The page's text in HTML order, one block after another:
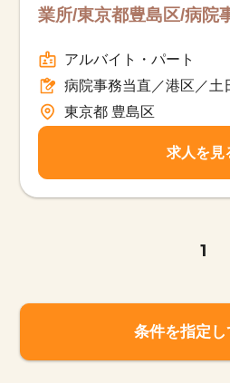
業所/東京都豊島区/病院
アルバイト・パート
病院事務当直／港区／土
東京都 豊島区
求人を見
1
条件を指定し